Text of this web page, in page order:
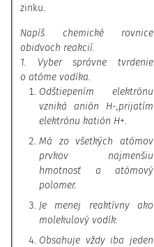
zinku.
Napíš chemické rovnice
obidvoch reakcií.
1. Vyber správne tvrdenie
o atóme vodíka.
Odštiepením elektrónu
vzniká anión H-,prijatím
elektrónu katión H+.
Má zo všetkých atómov
prvkov najmenšiu
hmotnosť a atómový
polomer.
Je menej reaktívny ako
molekulový vodík.
Obsahuje vždy iba jeden